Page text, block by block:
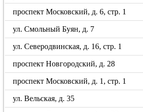
проспект Московский, д. 6, стр. 1
ул. Смольный Буян, д. 7
ул. Северодвинская, д. 16, стр. 1
проспект Новгородский, д. 28
проспект Московский, д. 1, стр. 1
ул. Вельская, д. 35